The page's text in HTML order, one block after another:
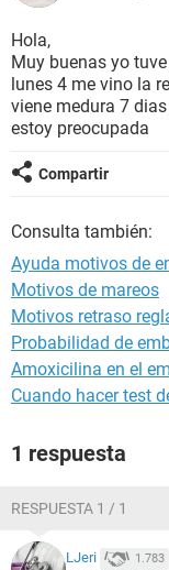
BIENESTAR
SEXUALIDAD
GLOSARIO
Hola,
Muy buenas yo
lunes 4 me vino la
viene medura 7
estoy preocupada
Compartir
Consulta también:
Ayuda motivos de
Motivos de mareos
Motivos retraso
Probabilidad de
Amoxicilina en el
Cuando hacer test
1 respuesta
RESPUESTA 1 / 1
LJeri 1.783